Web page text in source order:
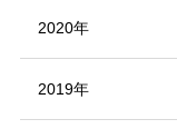
2020年
2019年